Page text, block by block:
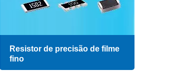
Resistor de precisão de filme
fino